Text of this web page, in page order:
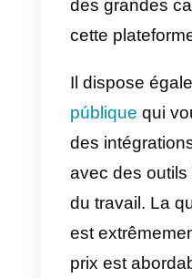
5) Aircall